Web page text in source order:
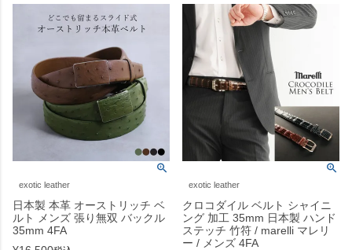
exotic leather
日本製 本革 オーストリッチ ベ
ルト メンズ 張り無双 バックル
35mm 4FA
exotic leather
クロコダイル ベルト シャイニ
ング 加工 35mm 日本製 ハンド
ステッチ 竹符 / marelli マレリ
ー / メンズ 4FA